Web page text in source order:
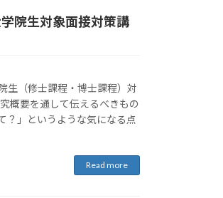
院生対象面接対策講
生（修士課程・博士課程）対
概要を通して伝えるべきもの
？」というような気になる点
Read more